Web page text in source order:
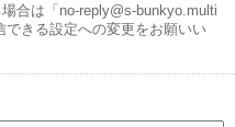
合は「no-reply@s-bunkyo.multi
きる設定への変更をお願いい